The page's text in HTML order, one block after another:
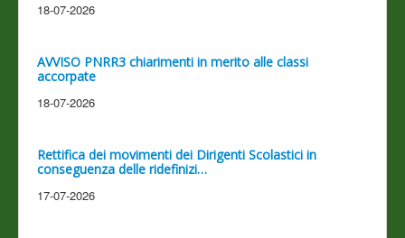
18-07-2026
AVVISO PNRR3 chiarimenti in merito alle classi
accorpate
18-07-2026
Rettifica dei movimenti dei Dirigenti Scolastici in
conseguenza delle ridefinizi…
17-07-2026